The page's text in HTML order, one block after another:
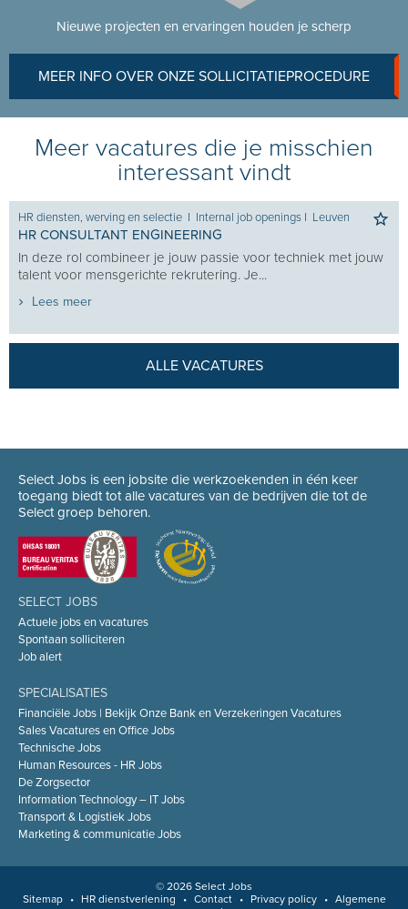
Nieuwe projecten en ervaringen houden je scherp
MEER INFO OVER ONZE SOLLICITATIEPROCEDURE
Meer vacatures die je misschien
interessant vindt
HR diensten, werving en selectie I Internal job openings I Leuven
HR CONSULTANT ENGINEERING
In deze rol combineer je jouw passie voor techniek met jouw
talent voor mensgerichte rekrutering. Je...
Lees meer
ALLE VACATURES
Select Jobs is een jobsite die werkzoekenden in één keer
toegang biedt tot alle vacatures van de bedrijven die tot de
Select groep behoren.
SELECT JOBS
Actuele jobs en vacatures
Spontaan solliciteren
Job alert
SPECIALISATIES
Financiële Jobs | Bekijk Onze Bank en Verzekeringen Vacatures
Sales Vacatures en Office Jobs
Technische Jobs
Human Resources - HR Jobs
De Zorgsector
Information Technology – IT Jobs
Transport & Logistiek Jobs
Marketing & communicatie Jobs
© 2026 Select Jobs
Sitemap
• HR dienstverlening • Contact • Privacy policy •
Algemene